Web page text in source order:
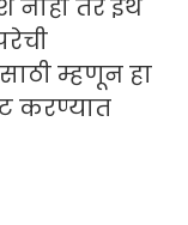
नाही तर इथे
म्हणून हा
करण्यात